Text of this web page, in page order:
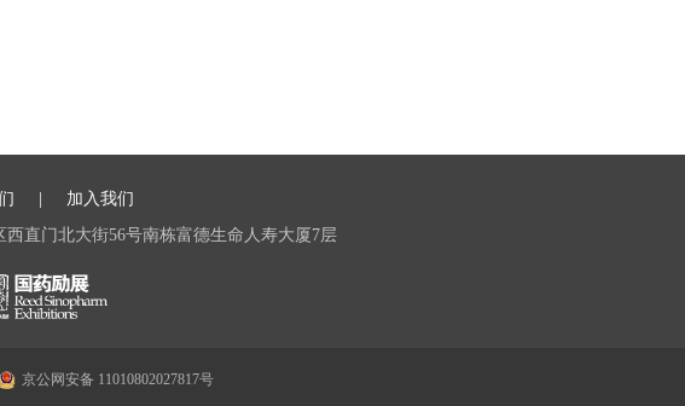
加入我们
直门北大街56号南栋富德生命人寿大厦7层
京公网安备 11010802027817号